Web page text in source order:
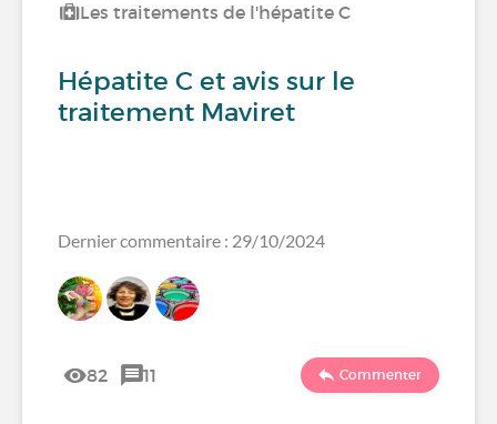
Les traitements de l'hépatite C
Hépatite C et avis sur le
traitement Maviret
Dernier commentaire : 29/10/2024
82 11 Commenter